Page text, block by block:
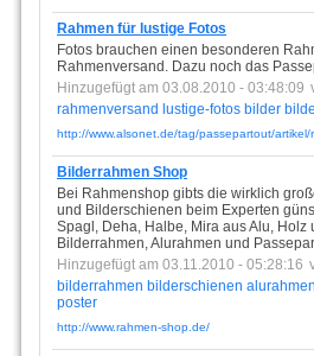
Rahmen für lustige Fotos
Fotos brauchen einen besonderen
Rahmenversand. Dazu noch das
Hinzugefügt am 03.08.2010 - 03:48:09
rahmenversand lustige-fotos bilder
http://www.alsonet.de/tag/passepartout/artikel/
Bilderrahmen Shop
Bei Rahmenshop gibts die wirklich
und Bilderschienen beim Experten
Spagl, Deha, Halbe, Mira aus Alu,
Bilderrahmen, Alurahmen und
Hinzugefügt am 03.11.2010 - 05:28:16
bilderrahmen bilderschienen alurahmen
poster
http://www.rahmen-shop.de/